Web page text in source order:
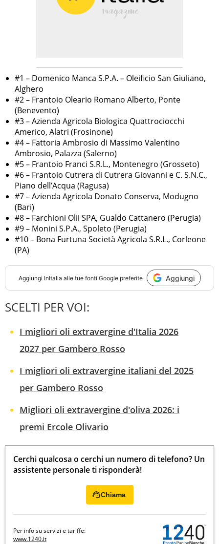
#1 – Domenico Manca S.P.A. – Oleificio San Giuliano,
Alghero
#2 – Frantoio Oleario Romano Alberto, Ponte
(Benevento)
#3 – Azienda Agricola Biologica Quattrociocchi
Americo, Alatri (Frosinone)
#4 – Fattoria Ambrosio di Massimo Valentino
Ambrosio, Palazza (Salerno)
#5 – Frantoio Franci S.R.L., Montenegro (Grosseto)
#6 – Frantoio Cutrera di Cutrera Giovanni e C. S.N.C.,
Piano dell’Acqua (Ragusa)
#7 – Azienda Agricola Donato Conserva, Modugno
(Bari)
#8 – Farchioni Olii SPA, Gualdo Cattanero (Perugia)
#9 – Monini S.P.A., Spoleto (Perugia)
#10 – Bona Furtuna Società Agricola S.R.L., Corleone
(PA)
Aggiungi InItalia alle tue fonti Google preferite Aggiungi
SCELTI PER VOI:
I migliori oli extravergine d'Italia 2026
2027 per Gambero Rosso
I migliori oli extravergine italiani del 2025
per Gambero Rosso
Migliori oli extravergine d'oliva 2026: i
premi Ercole Olivario
Cerchi qualcosa o cerchi un numero di telefono? Un
assistente personale ti risponderà!
Chiama
Per info su servizi e tariffe:
www.1240.it